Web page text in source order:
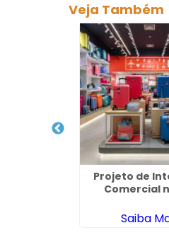
Veja Também
Projeto de
Comercial
Saiba